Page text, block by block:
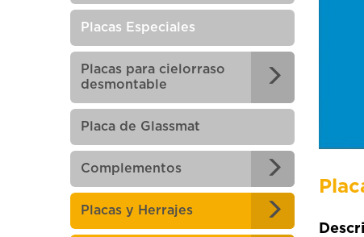
Placas Especiales
Placas para cielorraso
desmontable
Placa de Glassmat
Complementos
Placas y Herrajes